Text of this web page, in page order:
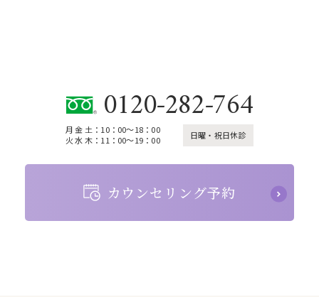
0120-282-764
日曜・祝日休診
月 金 土：10：00～18：00
火 水 木：11：00～19：00
カウンセリング予約